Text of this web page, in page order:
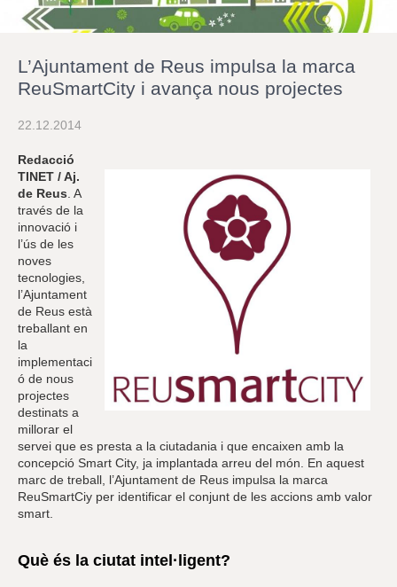
a
u
e
c
L’Ajuntament de Reus impulsa la marca
ReuSmartCity i avança nous projectes
22.12.2014
Redacció
TINET / Aj.
de Reus . A
través de la
innovació i
l’ús de les
noves
tecnologies,
l’Ajuntament
de Reus està
treballant en
la
implementaci
ó de nous
projectes
destinats a
millorar el
servei que es presta a la ciutadania i que encaixen amb la
concepció Smart City, ja implantada arreu del món. En aquest
marc de treball, l’Ajuntament de Reus impulsa la marca
ReuSmartCiy per identificar el conjunt de les accions amb valor
smart.
Què és la ciutat intel·ligent?